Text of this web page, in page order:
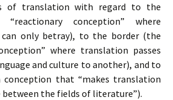
of translation with regard to the
conception” where
only betray), to the border (the
where translation passes
and culture to another), and to
conception that “makes translation
the fields of literature”).